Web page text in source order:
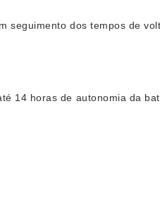
dos tempos de
14 horas de autonomia da